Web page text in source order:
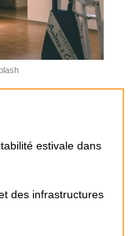
estivale dans
des infrastructures